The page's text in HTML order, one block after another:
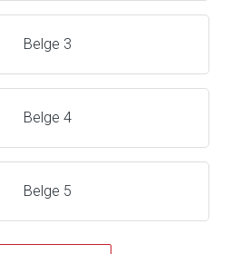
Belge 3
Belge 4
Belge 5